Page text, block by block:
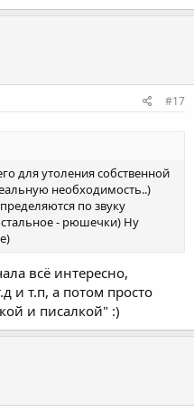
#17
для утоления собственной
необходимость..)
по звуку
- рюшечки) Ну
всё интересно,
и т.п, а потом просто
и писалкой" :)